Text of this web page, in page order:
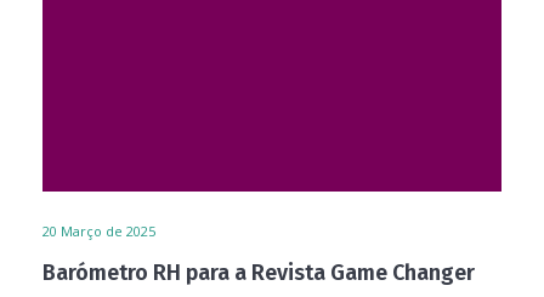
20 Março de 2025
Barómetro RH para a Revista Game Changer